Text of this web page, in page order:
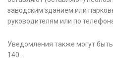
заводским зданием или
руководителям или по
Уведомления также могут
140.